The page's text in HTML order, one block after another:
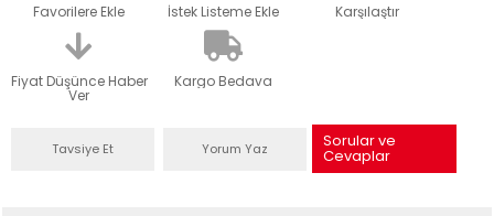
Favorilere Ekle İstek Listeme Ekle Karşılaştır
Fiyat Düşünce Haber
Ver
Kargo Bedava
Tavsiye Et Yorum Yaz Sorular ve
Cevaplar